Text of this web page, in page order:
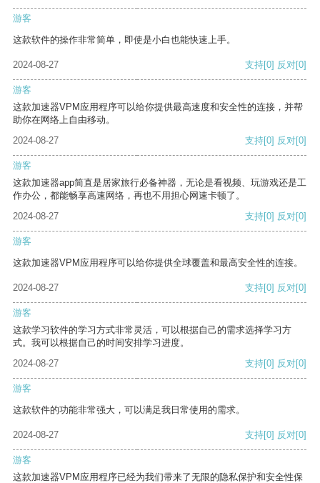
游客
这款软件的操作非常简单，即使是小白也能快速上手。
2024-08-27 支持[0] 反对[0]
游客
这款加速器VPM应用程序可以给你提供最高速度和安全性的连接，并帮
助你在网络上自由移动。
2024-08-27
支持[0] 反对[0]
游客
这款加速器app简直是居家旅行必备神器，无论是看视频、玩游戏还是工
作办公，都能畅享高速网络，再也不用担心网速卡顿了。
2024-08-27
支持[0] 反对[0]
游客
这款加速器VPM应用程序可以给你提供全球覆盖和最高安全性的连接。
2024-08-27 支持[0] 反对[0]
游客
这款学习软件的学习方式非常灵活，可以根据自己的需求选择学习方
式。我可以根据自己的时间安排学习进度。
2024-08-27
支持[0] 反对[0]
游客
这款软件的功能非常强大，可以满足我日常使用的需求。
2024-08-27 支持[0] 反对[0]
游客
这款加速器VPM应用程序已经为我们带来了无限的隐私保护和安全性保